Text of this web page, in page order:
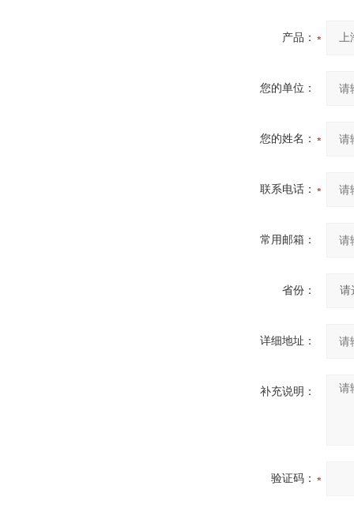
产品：
您的单位：
您的姓名：
联系电话：
常用邮箱：
省份：
详细地址：
补充说明：
验证码：